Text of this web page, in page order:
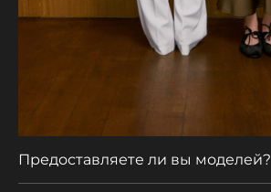
Предоставляете ли вы моделей?